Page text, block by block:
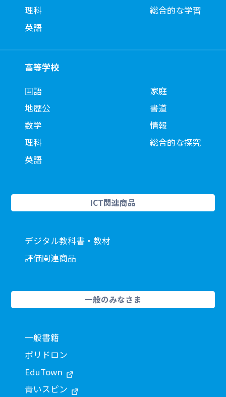
理科
英語
総合的な学習
高等学校
国語
地歴公
数学
理科
英語
家庭
書道
情報
総合的な探究
ICT関連商品
デジタル教科書・教材
評価関連商品
一般のみなさま
一般書籍
ポリドロン
EduTown
青いスピン